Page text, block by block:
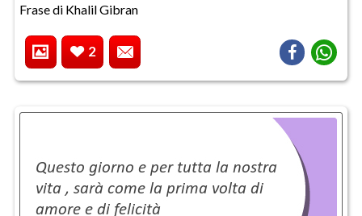
Frase di Khalil Gibran
2